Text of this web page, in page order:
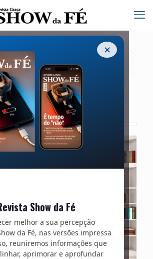
✕
Show da Fé
melhor a sua percepção
da Fé, nas versões impressa
reuniremos informações que
aprimorar e aprofundar
– 247